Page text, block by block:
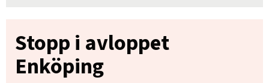
Stopp i avloppet
Enköping